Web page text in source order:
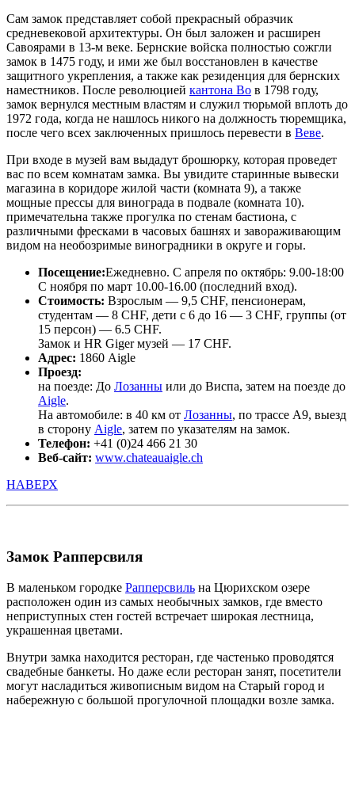
Сам замок представляет собой прекрасный образчик
средневековой архитектуры. Он был заложен и расширен
Савоярами в 13-м веке. Бернские войска полностью сожгли
замок в 1475 году, и ими же был восстановлен в качестве
защитного укрепления, а также как резиденция для бернских
наместников. После революцией кантона Во в 1798 году,
замок вернулся местным властям и служил тюрьмой вплоть до
1972 года, когда не нашлось никого на должность тюремщика,
после чего всех заключенных пришлось перевести в Веве.
При входе в музей вам выдадут брошюрку, которая проведет
вас по всем комнатам замка. Вы увидите старинные вывески
магазина в коридоре жилой части (комната 9), а также
мощные прессы для винограда в подвале (комната 10).
примечательна также прогулка по стенам бастиона, с
различными фресками в часовых башнях и завораживающим
видом на необозримые виноградники в округе и горы.
Посещение:Ежедневно. С апреля по октябрь: 9.00-18:00
С ноября по март 10.00-16.00 (последний вход).
Стоимость: Взрослым — 9,5 CHF, пенсионерам,
студентам — 8 CHF, дети с 6 до 16 — 3 CHF, группы (от
15 персон) — 6.5 CHF.
Замок и HR Giger музей — 17 CHF.
Адрес: 1860 Aigle
Проезд:
на поезде: До Лозанны или до Виспа, затем на поезде до
Aigle.
На автомобиле: в 40 км от Лозанны, по трассе A9, выезд
в сторону Aigle, затем по указателям на замок.
Телефон: +41 (0)24 466 21 30
Веб-сайт: www.chateauaigle.ch
НАВЕРХ
Замок Рапперсвиля
В маленьком городке Рапперсвиль на Цюрихском озере
расположен один из самых необычных замков, где вместо
неприступных стен гостей встречает широкая лестница,
украшенная цветами.
Внутри замка находится ресторан, где частенько проводятся
свадебные банкеты. Но даже если ресторан занят, посетители
могут насладиться живописным видом на Старый город и
набережную с большой прогулочной площадки возле замка.